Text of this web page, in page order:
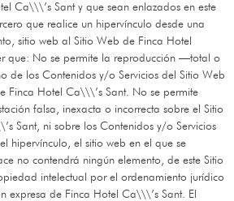
Ca\\\’s Santy que sean enlazados en este
que realice un hipervínculo desde una
sitio web al Sitio Web de Finca Hotel
que: No se permite la reproducción —total o
de los Contenidos y/o Servicios del Sitio Web
Finca Hotel Ca\\\’s Sant. No se permite
falsa, inexacta o incorrecta sobre el Sitio
Sant, ni sobre los Contenidos y/o Servicios
hipervínculo, el sitio web en el que se
no contendrá ningún elemento, de este Sitio
intelectual por el ordenamiento jurídico
expresa de Finca Hotel Ca\\\’s Sant. El